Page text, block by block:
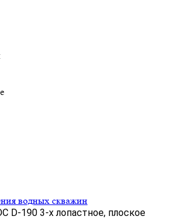
водных скважин
D-190 3-х лопастное, плоское